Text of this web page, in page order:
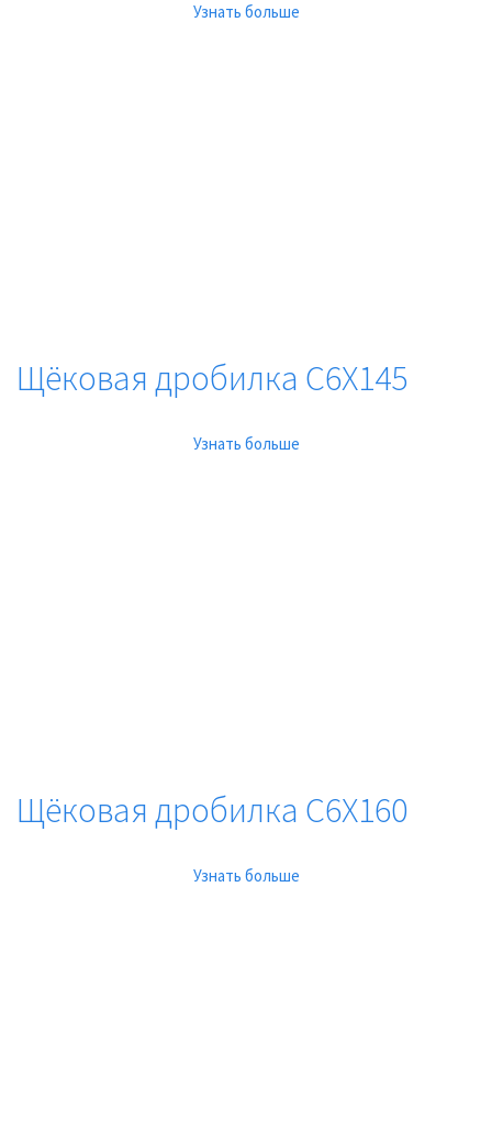
Узнать больше
Щёковая дробилка C6X145
Узнать больше
Щёковая дробилка C6X160
Узнать больше